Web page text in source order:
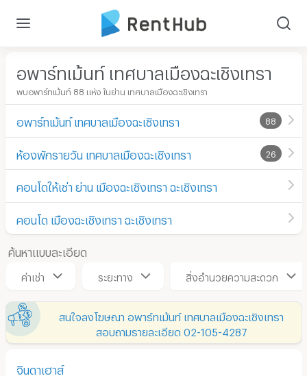
อพาร์ทเม้นท์ เทศบาลเมืองฉะเชิงเทรา
พบอพาร์ทเม้นท์ 88 แห่ง ในย่าน เทศบาลเมืองฉะเชิงเทรา
อพาร์ทเม้นท์ เทศบาลเมืองฉะเชิงเทรา 88
ห้องพักรายวัน เทศบาลเมืองฉะเชิงเทรา 26
คอนโดให้เช่า ย่าน เมืองฉะเชิงเทรา ฉะเชิงเทรา
คอนโด เมืองฉะเชิงเทรา ฉะเชิงเทรา
ค้นหาแบบละเอียด
ค่าเช่า ระยะทาง สิ่งอำนวยความสะดวก
สนใจลงโฆษณา อพาร์ทเม้นท์ เทศบาลเมืองฉะเชิงเทรา
สอบถามรายละเอียด 02-105-4287
จินดาเฮาส์